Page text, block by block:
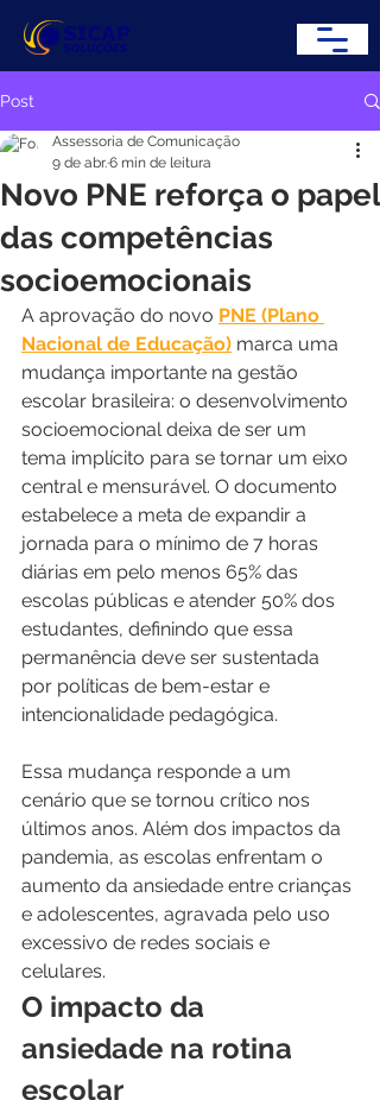
Post
Novo PNE reforça o papel
das competências
socioemocionais
Assessoria de Comunicação
9 de abr.6 min de leitura
A aprovação do novo PNE (Plano
Nacional de Educação) marca uma
mudança importante na gestão
escolar brasileira: o desenvolvimento
socioemocional deixa de ser um
tema implícito para se tornar um eixo
central e mensurável. O documento
estabelece a meta de expandir a
jornada para o mínimo de 7 horas
diárias em pelo menos 65% das
escolas públicas e atender 50% dos
estudantes, definindo que essa
permanência deve ser sustentada
por políticas de bem-estar e
intencionalidade pedagógica.
Essa mudança responde a um
cenário que se tornou crítico nos
últimos anos. Além dos impactos da
pandemia, as escolas enfrentam o
aumento da ansiedade entre crianças
e adolescentes, agravada pelo uso
excessivo de redes sociais e
celulares.
O impacto da
ansiedade na rotina
escolar